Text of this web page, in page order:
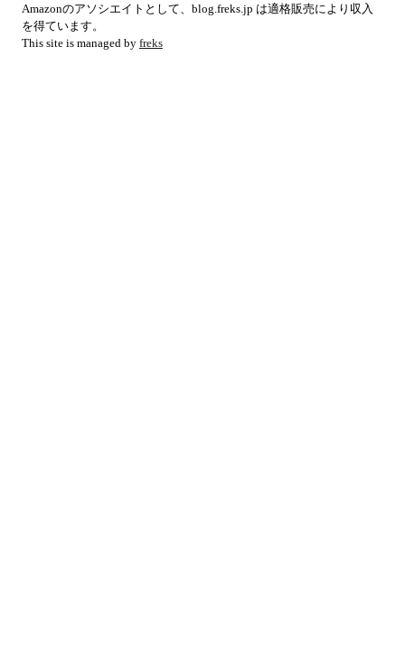
Amazonのアソシエイトとして、blog.freks.jp は適格販売により収入
を得ています。
This site is managed by freks